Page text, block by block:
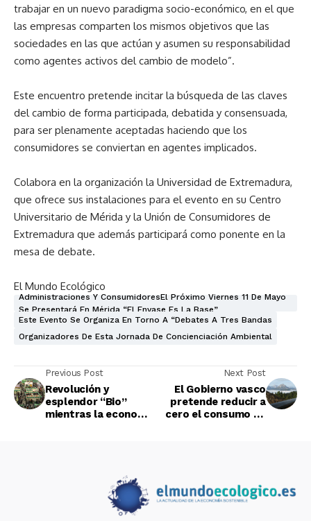
trabajar en un nuevo paradigma socio-económico, en el que
las empresas comparten los mismos objetivos que las
sociedades en las que actúan y asumen su responsabilidad
como agentes activos del cambio de modelo”.
Este encuentro pretende incitar la búsqueda de las claves
del cambio de forma participada, debatida y consensuada,
para ser plenamente aceptadas haciendo que los
consumidores se conviertan en agentes implicados.
Colabora en la organización la Universidad de Extremadura,
que ofrece sus instalaciones para el evento en su Centro
Universitario de Mérida y la Unión de Consumidores de
Extremadura que además participará como ponente en la
mesa de debate.
El Mundo Ecológico
Administraciones Y ConsumidoresEl Próximo Viernes 11 De Mayo
Se Presentará En Mérida “El Envase Es La Base”
Este Evento Se Organiza En Torno A “debates A Tres Bandas
Organizadores De Esta Jornada De Concienciación Ambiental
Previous Post
Revolución y
esplendor “Bio”
mientras la economía
Next Post
El Gobierno vasco
pretende reducir a
cero el consumo de